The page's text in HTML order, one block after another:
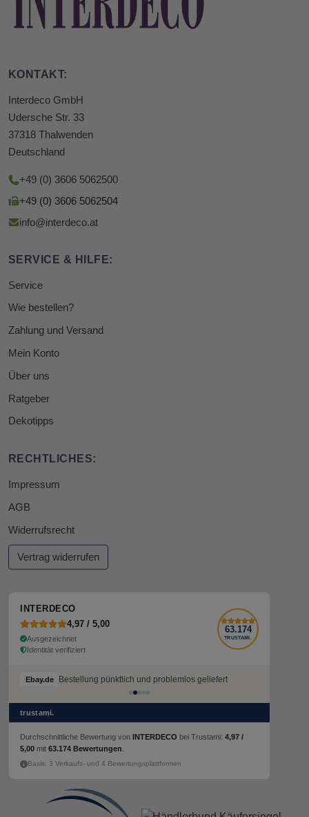
KONTAKT:
Interdeco GmbH
Udersche Str. 33
37318 Thalwenden
Deutschland
+49 (0) 3606 5062500
+49 (0) 3606 5062504
info@interdeco.at
SERVICE & HILFE:
Service
Wie bestellen?
Zahlung und Versand
Mein Konto
Über uns
Ratgeber
Dekotipps
RECHTLICHES:
Impressum
AGB
Widerrufsrecht
Vertrag widerrufen
INTERDECO
4,97 / 5,00
Ausgezeichnet
Identität verifiziert
63.174
TRUSTAMI.
Ebay.de Bestellung pünktlich und problemlos geliefert
Ebay.de Bestellung pünktlich und problemlos geliefert
trustami.
Durchschnittliche Bewertung von INTERDECO bei Trustami: 4,97 /
5,00 mit 63.174 Bewertungen
Basis: 3 Verkaufs- und 4 Bewertungsplattformen